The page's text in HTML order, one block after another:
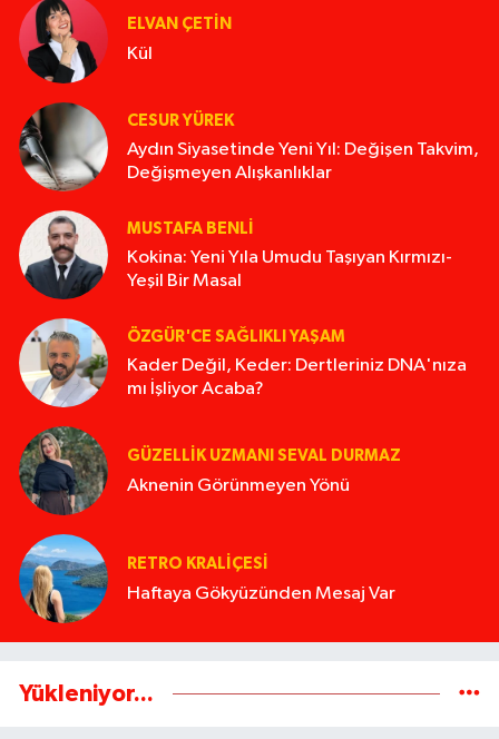
ELVAN ÇETIN
Kül
CESUR YÜREK
Aydın Siyasetinde Yeni Yıl: Değişen Takvim,
Değişmeyen Alışkanlıklar
MUSTAFA BENLI
Kokina: Yeni Yıla Umudu Taşıyan Kırmızı-
Yeşil Bir Masal
ÖZGÜR'CE SAĞLIKLI YAŞAM
Kader Değil, Keder: Dertleriniz DNA'nıza
mı İşliyor Acaba?
GÜZELLIK UZMANI SEVAL DURMAZ
Aknenin Görünmeyen Yönü
RETRO KRALIÇESI
Haftaya Gökyüzünden Mesaj Var
Yükleniyor...